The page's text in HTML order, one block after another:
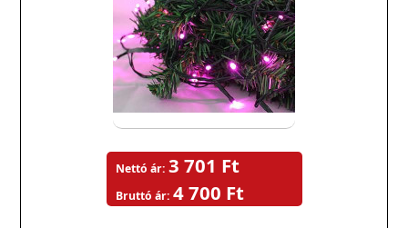
Nettó ár: 3 701 Ft
Bruttó ár: 4 700 Ft